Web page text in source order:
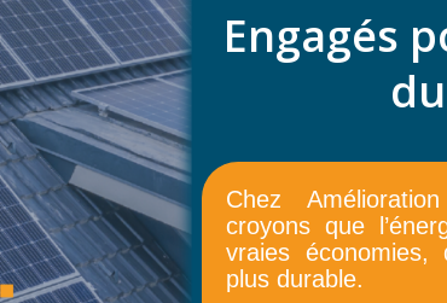
Engagés
Chez
croyons que
vraies
plus durable.